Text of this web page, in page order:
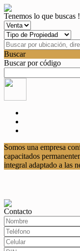
Tenemos lo que buscas !
Buscar
Buscar por código
Somos una empresa
capacitados
integral adaptado a las
Contacto